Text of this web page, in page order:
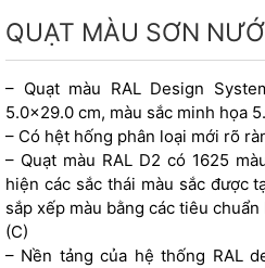
QUẠT MÀU SƠN
– Quạt màu RALDesign
5.0×29.0 cm, màu sắc minh họa
– Có hệt hống phân loại mới rõ
– Quạt màu RAL D2 có 1625
hiện các sắc thái màu sắc được
sắp xếp màu bằng các tiêu
(C)
– Nền tảng của hệ thống RAL